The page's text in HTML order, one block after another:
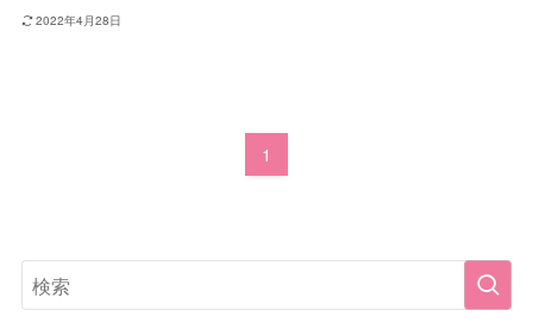
2022年4月28日
1